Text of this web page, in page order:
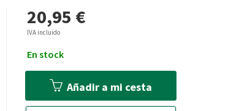
20,95 €
IVA incluido
En stock
Añadir a mi cesta